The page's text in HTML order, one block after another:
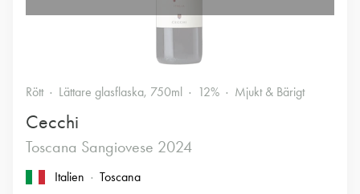
Rött Lättare glasflaska, 750ml 12% Mjukt & Bärigt
Cecchi
Toscana Sangiovese 2024
Italien Toscana